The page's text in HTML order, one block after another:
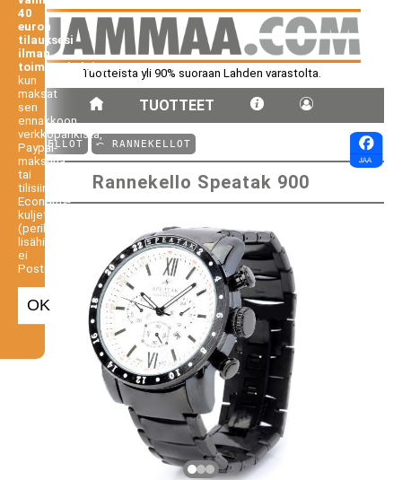
Tuotteista yli 90% suoraan Lahden varastolta.
TUOTTEET
40
euron
tilauksesi
ilman
toimituskuluja,
kun
maksat
sen
ennakkoon
verkkopankista,
Paypal-
maksuna
tai
tilisiirtona.
Economy-
kuljetus
(perilletoimitus
lisähintaan,
ei
Postiennakko).
OK
⤺ KELLOT ⤺ RANNEKELLOT
Rannekello Speatak 900